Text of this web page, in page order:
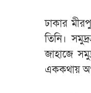
ঢাকার
তিনি।
জাহাজে
এককথায়